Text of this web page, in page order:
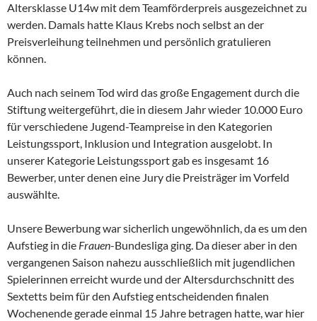
Altersklasse U14w mit dem Teamförderpreis ausgezeichnet zu
werden. Damals hatte Klaus Krebs noch selbst an der
Preisverleihung teilnehmen und persönlich gratulieren
können.
Auch nach seinem Tod wird das große Engagement durch die
Stiftung weitergeführt, die in diesem Jahr wieder 10.000 Euro
für verschiedene Jugend-Teampreise in den Kategorien
Leistungssport, Inklusion und Integration ausgelobt. In
unserer Kategorie Leistungssport gab es insgesamt 16
Bewerber, unter denen eine Jury die Preisträger im Vorfeld
auswählte.
Unsere Bewerbung war sicherlich ungewöhnlich, da es um den
Aufstieg in die Frauen-Bundesliga ging. Da dieser aber in den
vergangenen Saison nahezu ausschließlich mit jugendlichen
Spielerinnen erreicht wurde und der Altersdurchschnitt des
Sextetts beim für den Aufstieg entscheidenden finalen
Wochenende gerade einmal 15 Jahre betragen hatte, war hier